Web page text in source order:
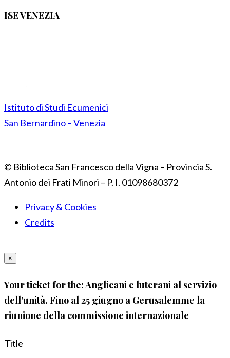
ISE VENEZIA
Istituto di Studi Ecumenici
San Bernardino – Venezia
© Biblioteca San Francesco della Vigna – Provincia S.
Antonio dei Frati Minori – P. I. 01098680372
Privacy & Cookies
Credits
×
Your ticket for the: Anglicani e luterani al servizio
dell’unità. Fino al 25 giugno a Gerusalemme la
riunione della commissione internazionale
Title